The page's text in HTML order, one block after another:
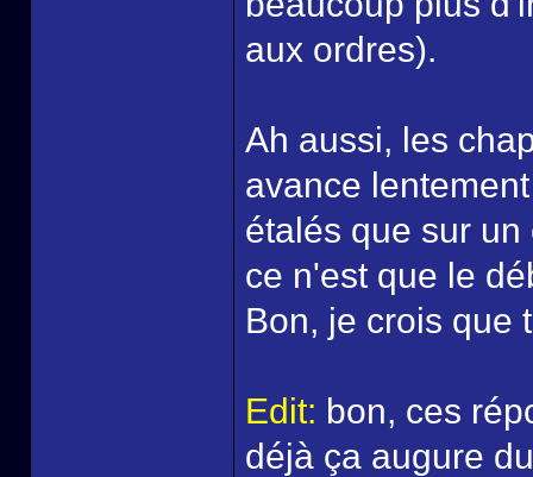
aux ordres).
Ah aussi, les
avance
étalés que sur
ce n'est que le
Bon, je crois que
Edit: bon, ces
déjà ça augure